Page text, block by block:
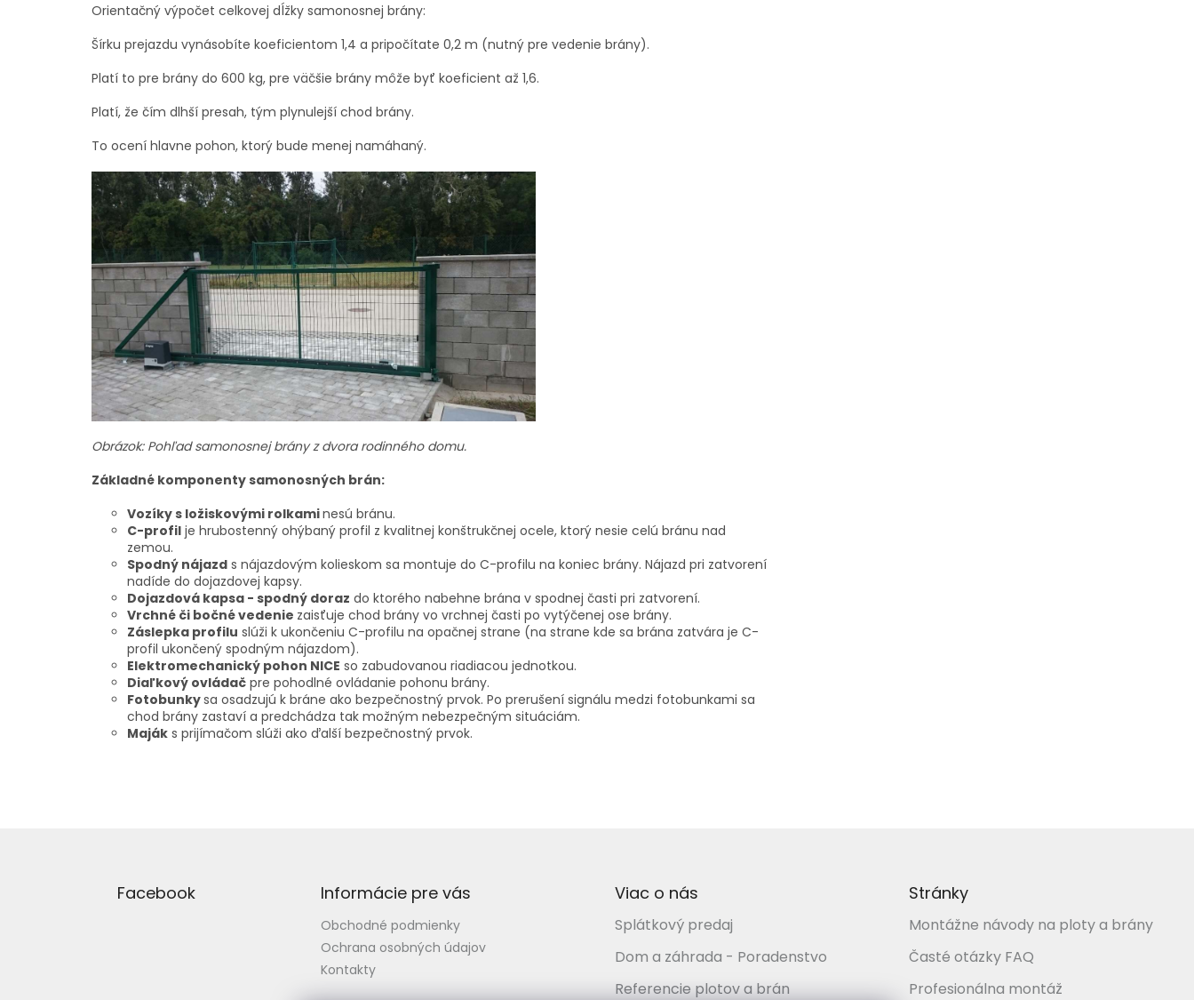
Orientačný výpočet celkovej dĺžky samonosnej brány:
Šírku prejazdu vynásobíte koeficientom 1,4 a pripočítate 0,2 m (nutný pre vedenie brány).
Platí to pre brány do 600 kg, pre väčšie brány môže byť koeficient až 1,6.
Platí, že čím dlhší presah, tým plynulejší chod brány.
To ocení hlavne pohon, ktorý bude menej namáhaný.
Obrázok: Pohľad samonosnej brány z dvora rodinného domu.
Základné komponenty samonosných brán:
Vozíky s ložiskovými rolkaminesú bránu.
C-profil je hrubostenný ohýbaný profil z kvalitnej konštrukčnej ocele, ktorý nesie celú bránu nad
zemou.
Spodný nájazd s nájazdovým kolieskom sa montuje do C-profilu na koniec brány. Nájazd pri zatvorení
nadíde do dojazdovej kapsy.
Dojazdová kapsa - spodný doraz do ktorého nabehne brána v spodnej časti pri zatvorení.
Vrchné či bočné vedenie zaisťuje chod brány vo vrchnej časti po vytýčenej ose brány.
Záslepka profilu slúži k ukončeniu C-profilu na opačnej strane (na strane kde sa brána zatvára je C-
profil ukončený spodným nájazdom).
Elektromechanický pohon NICE so zabudovanou riadiacou jednotkou.
Diaľkový ovládač pre pohodlné ovládanie pohonu brány.
Fotobunkysa osadzujú k bráne ako bezpečnostný prvok. Po prerušení signálu medzi fotobunkami sa
chod brány zastaví a predchádza tak možným nebezpečným situáciám.
Maják s prijímačom slúži ako ďalší bezpečnostný prvok.
Facebook Informácie pre vás
Obchodné podmienky
Ochrana osobných údajov
Kontakty
Viac o nás
Splátkový predaj
Dom a záhrada - Poradenstvo
Referencie plotov a brán
Stránky
Montážne návody na ploty a brány
Časté otázky FAQ
Profesionálna montáž